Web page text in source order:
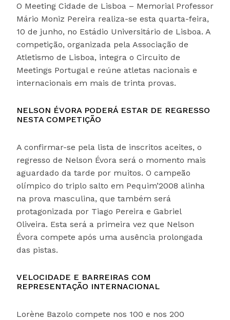
O Meeting Cidade de Lisboa – Memorial Professor
Mário Moniz Pereira realiza-se esta quarta-feira,
10 de junho, no Estádio Universitário de Lisboa. A
competição, organizada pela Associação de
Atletismo de Lisboa, integra o Circuito de
Meetings Portugal e reúne atletas nacionais e
internacionais em mais de trinta provas.
NELSON ÉVORA PODERÁ ESTAR DE REGRESSO
NESTA COMPETIÇÃO
A confirmar-se pela lista de inscritos aceites, o
regresso de Nelson Évora será o momento mais
aguardado da tarde por muitos. O campeão
olímpico do triplo salto em Pequim’2008 alinha
na prova masculina, que também será
protagonizada por Tiago Pereira e Gabriel
Oliveira. Esta será a primeira vez que Nelson
Évora compete após uma ausência prolongada
das pistas.
VELOCIDADE E BARREIRAS COM
REPRESENTAÇÃO INTERNACIONAL
Lorène Bazolo compete nos 100 e nos 200